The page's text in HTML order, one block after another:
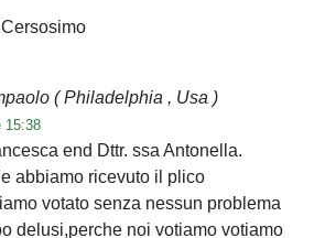
( Philadelphia , Usa )
15:38
end Dttr. ssa Antonella.
abbiamo ricevuto il plico
votato senza nessun problema
delusi,perche noi votiamo votiamo